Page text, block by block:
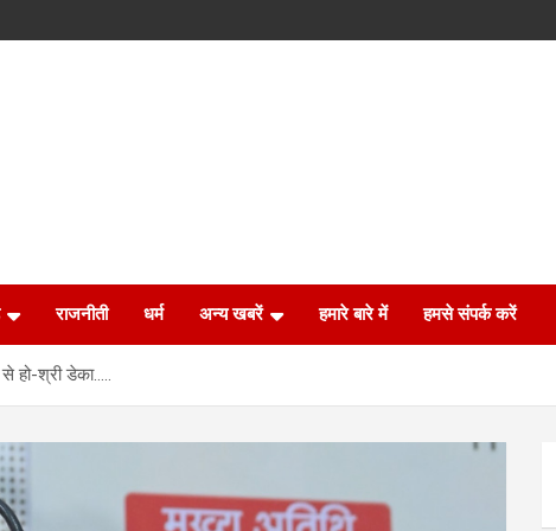
राजनीती धर्म अन्य खबरें हमारे बारे में हमसे संपर्क करें
हो-श्री डेका…..